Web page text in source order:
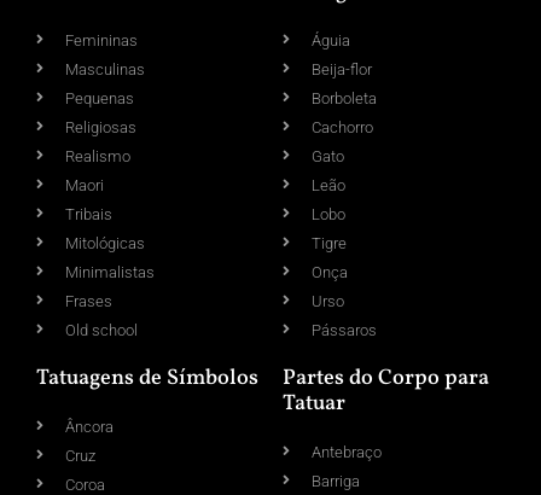
Femininas
Masculinas
Pequenas
Religiosas
Realismo
Maori
Tribais
Mitológicas
Minimalistas
Frases
Old school
Águia
Beija-flor
Borboleta
Cachorro
Gato
Leão
Lobo
Tigre
Onça
Urso
Pássaros
Tatuagens de Símbolos
Âncora
Cruz
Coroa
Partes do Corpo para
Tatuar
Antebraço
Barriga